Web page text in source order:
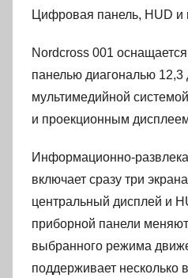
Цифровая панель, HUD и
Nordcross 001
панелью диагональю
мультимедийной
и проекционным
Информационно-
включает сразу три
центральный дисплей и
приборной панели
выбранного режима
поддерживает несколько